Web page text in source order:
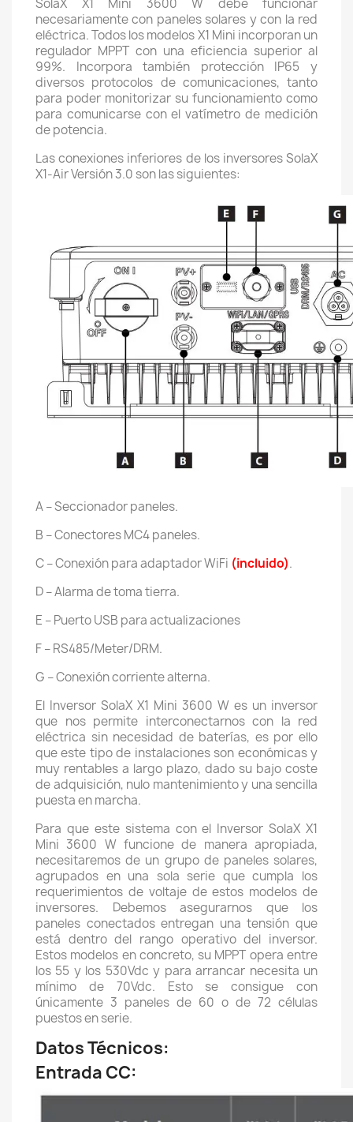
SolaX X1 Mini 3600 W debe funcionar
necesariamente con paneles solares y con la red
eléctrica. Todos los modelos X1 Mini incorporan un
regulador MPPT con una eficiencia superior al
99%. Incorpora también protección IP65 y
diversos protocolos de comunicaciones, tanto
para poder monitorizar su funcionamiento como
para comunicarse con el vatímetro de medición
de potencia.
Las conexiones inferiores de los inversores SolaX
X1-Air Versión 3.0 son las siguientes:
A – Seccionador paneles.
B – Conectores MC4 paneles.
C – Conexión para adaptador WiFi (incluido).
D – Alarma de toma tierra.
E – Puerto USB para actualizaciones
F – RS485/Meter/DRM.
G – Conexión corriente alterna.
El Inversor SolaX X1 Mini 3600 W es un inversor
que nos permite interconectarnos con la red
eléctrica sin necesidad de baterías, es por ello
que este tipo de instalaciones son económicas y
muy rentables a largo plazo, dado su bajo coste
de adquisición, nulo mantenimiento y una sencilla
puesta en marcha.
Para que este sistema con el Inversor SolaX X1
Mini 3600 W funcione de manera apropiada,
necesitaremos de un grupo de paneles solares,
agrupados en una sola serie que cumpla los
requerimientos de voltaje de estos modelos de
inversores. Debemos asegurarnos que los
paneles conectados entregan una tensión que
está dentro del rango operativo del inversor.
Estos modelos en concreto, su MPPT opera entre
los 55 y los 530Vdc y para arrancar necesita un
mínimo de 70Vdc. Esto se consigue con
únicamente 3 paneles de 60 o de 72 células
puestos en serie.
Datos Técnicos:
Entrada CC: